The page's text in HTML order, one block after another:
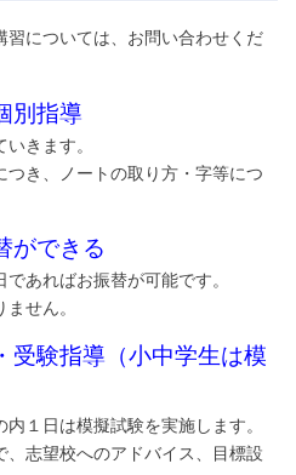
については、お問い合わせくだ
別指導
きます。
き、ノートの取り方・字等につ
できる
あればお振替が可能です。
せん。
験指導（小中学生は模
１日は模擬試験を実施します。
、志望校へのアドバイス、目標設